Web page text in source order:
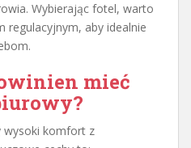
Wybierając fotel, warto
regulacyjnym, aby idealnie
mieć
wysoki komfort z